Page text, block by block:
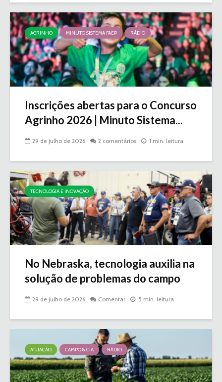
AGRINHO MINUTO SISTEMA FAEP RÁDIO
Inscrições abertas para o Concurso
Agrinho 2026 | Minuto Sistema...
29 de julho de 2026 2 comentários 1 min. leitura
TECNOLOGIA E INOVAÇÃO
No Nebraska, tecnologia auxilia na
solução de problemas do campo
29 de julho de 2026 Comentar 5 min. leitura
ATUAÇÃO CAMPO & CIA RÁDIO